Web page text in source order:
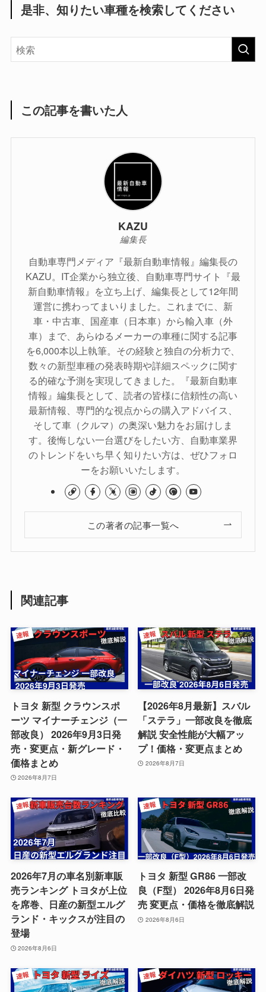
是非、知りたい車種を検索してください
この記事を書いた人
KAZU
編集長
自動車専門メディア『最新自動車情報』編集長の
KAZU。IT企業から独立後、自動車専門サイト『最
新自動車情報』を立ち上げ、編集長として12年間
運営に携わってまいりました。これまでに、新
車・中古車、国産車（日本車）から輸入車（外
車）まで、あらゆるメーカーの車種に関する記事
を6,000本以上執筆。その経験と独自の分析力で、
数々の新型車種の発表時期や詳細スペックに関す
る的確な予測を実現してきました。『最新自動車
情報』編集長として、読者の皆様に信頼性の高い
最新情報、専門的な視点からの購入アドバイス、
そして車（クルマ）の奥深い魅力をお届けしま
す。後悔しない一台選びをしたい方、自動車業界
のトレンドをいち早く知りたい方は、ぜひフォロ
ーをお願いいたします。
この著者の記事一覧へ
関連記事
トヨタ 新型 クラウンスポ
ーツ マイナーチェンジ（一
部改良） 2026年9月3日発
売・変更点・新グレード・
価格まとめ
2026年8月7日
【2026年8月最新】スバル
「ステラ」一部改良を徹底
解説 安全性能が大幅アッ
プ！価格・変更点まとめ
2026年8月7日
2026年7月の車名別新車販
売ランキング トヨタが上位
を席巻、日産の新型エルグ
ランド・キックスが注目の
登場
2026年8月6日
トヨタ 新型 GR86 一部改
良（F型） 2026年8月6日発
売 変更点・価格を徹底解説
2026年8月6日